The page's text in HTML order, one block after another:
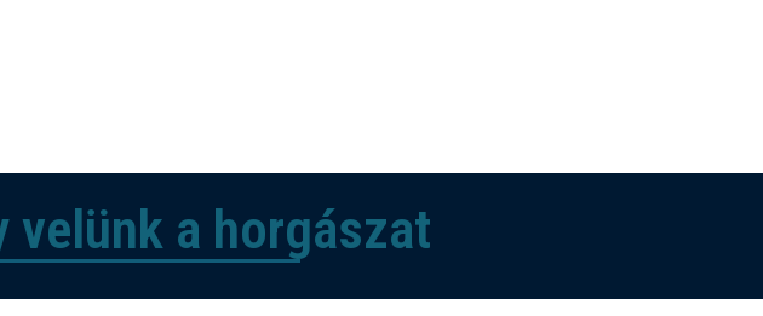
velünk a horgászat